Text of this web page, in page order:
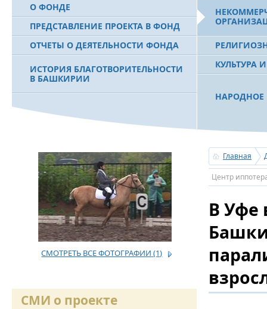
О ФОНДЕ
ПРЕДСТАВЛЕНИЕ ПРОЕКТА В ФОНД
ОТЧЕТЫ О ДЕЯТЕЛЬНОСТИ ФОНДА
ИСТОРИЯ БЛАГОТВОРИТЕЛЬНОСТИ
В БАШКИРИИ
МУРТАЗЕ РАХИМОВЕ
КУЛЬТУРА
НАРОДНОЕ
С
СОВЕТА
«УРАЛ»
УСЕРГАН.
ОГОНЬ -
СМОТРЕТЬ ВСЕ ФОТОГРАФИИ (1)
СМИ о проекте
Главная
Центр
В Уфе